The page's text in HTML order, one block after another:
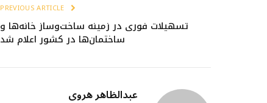
تسهیلات فوری در زمینه ساخت‌وساز خانه‌ها و
ساختمان‌ها در کشور اعلام شد
عبدالظاهر هروی